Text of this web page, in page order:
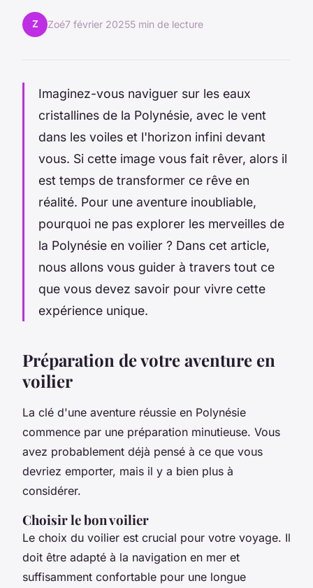
Z Zoé7 février 20255 min de lecture
Imaginez-vous naviguer sur les eaux
cristallines de la Polynésie, avec le vent
dans les voiles et l'horizon infini devant
vous. Si cette image vous fait rêver, alors il
est temps de transformer ce rêve en
réalité. Pour une aventure inoubliable,
pourquoi ne pas explorer les merveilles de
la Polynésie en voilier ? Dans cet article,
nous allons vous guider à travers tout ce
que vous devez savoir pour vivre cette
expérience unique.
Préparation de votre aventure en
voilier
La clé d'une aventure réussie en Polynésie
commence par une préparation minutieuse. Vous
avez probablement déjà pensé à ce que vous
devriez emporter, mais il y a bien plus à
considérer.
Choisir le bon voilier
Le choix du voilier est crucial pour votre voyage. Il
doit être adapté à la navigation en mer et
suffisamment confortable pour une longue